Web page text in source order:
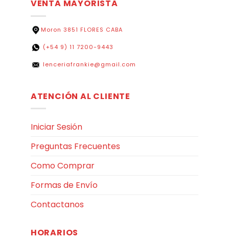
VENTA MAYORISTA
Moron 3851 FLORES CABA
(+54 9) 11 7200-9443
lenceriafrankie@gmail.com
ATENCIÓN AL CLIENTE
Iniciar Sesión
Preguntas Frecuentes
Como Comprar
Formas de Envío
Contactanos
HORARIOS